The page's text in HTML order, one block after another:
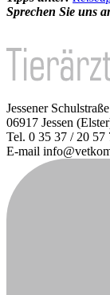
Sprechen Sie uns
Jessener
06917 Jessen
Tel. 0 35 37 / 20 57
E-mail